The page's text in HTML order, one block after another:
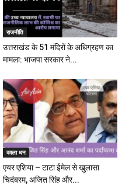
राजनीति
उत्तराखंड के 51 मंदिरों के अधिग्रहण का
मामला: भाजपा सरकार ने...
काला धन
एयर एशिया – टाटा ईमेल से खुलासा
चिदंबरम, अजित सिंह और...